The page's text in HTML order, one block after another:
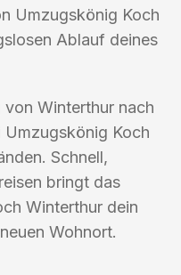
Umzugskönig Koch
Ablauf deines
Winterthur nach
Koch
Schnell,
bringt das
Winterthur dein
Wohnort.